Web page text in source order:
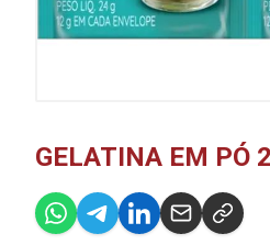
GELATINA EM PÓ